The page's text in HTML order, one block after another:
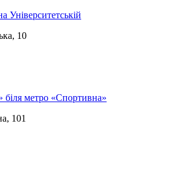
Університетській
10
біля метро «Спортивна»
101